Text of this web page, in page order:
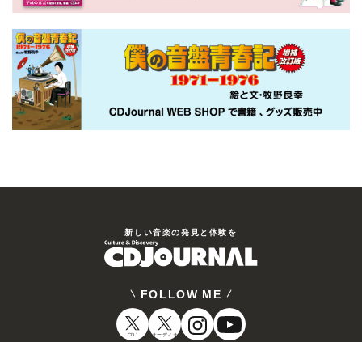
新しい⾳楽の発⾒と体験を
FOLLOW ME
CDJ オーディオ